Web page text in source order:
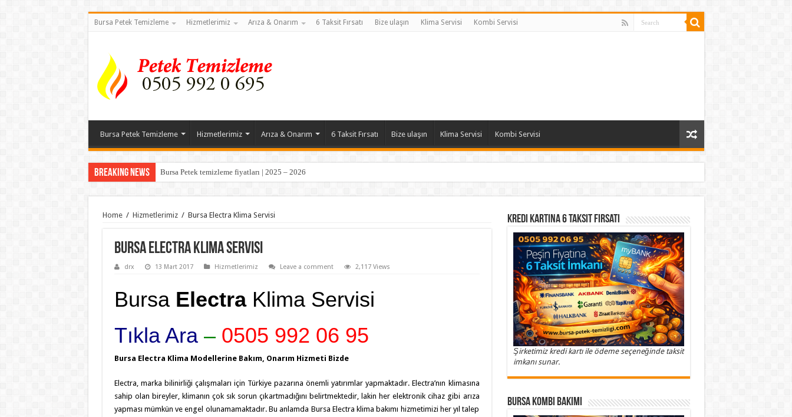
Bursa Petek Temizleme Hizmetlerimiz Arıza & Onarım 6 Taksit Fırsatı Bize ulaşın Klima Servisi Kombi Servisi
Bursa Petek Temizleme Hizmetlerimiz Arıza & Onarım 6 Taksit Fırsatı Bize ulaşın Klima Servisi Kombi Servisi
Breaking News Bursa Petek temizleme fiyatları | 2025 – 2026
Home / Hizmetlerimiz / Bursa Electra Klima Servisi
Bursa Electra Klima Servisi
drx 13 Mart 2017 Hizmetlerimiz Leave a comment 2,117 Views
Bursa Electra Klima Servisi
Tıkla Ara –0505 992 06 95
Bursa Electra Klima Modellerine Bakım, Onarım Hizmeti Bizde
Electra, marka bilinirliği çalışmaları için Türkiye pazarına önemli yatırımlar yapmaktadır. Electra’nın klimasına
sahip olan bireyler, klimanın çok sık sorun çıkartmadığını belirtmektedir, lakin her elektronik cihaz gibi arıza
yapması mümkün ve engel olunamamaktadır. Bu anlamda Bursa Electra klima bakımı hizmetimizi her yıl talep
Kredi Kartına 6 Taksit Fırsatı
Şirketimiz kredi kartı ile ödeme seçeneğinde taksit
imkanı sunar.
Bursa Kombi Bakımı